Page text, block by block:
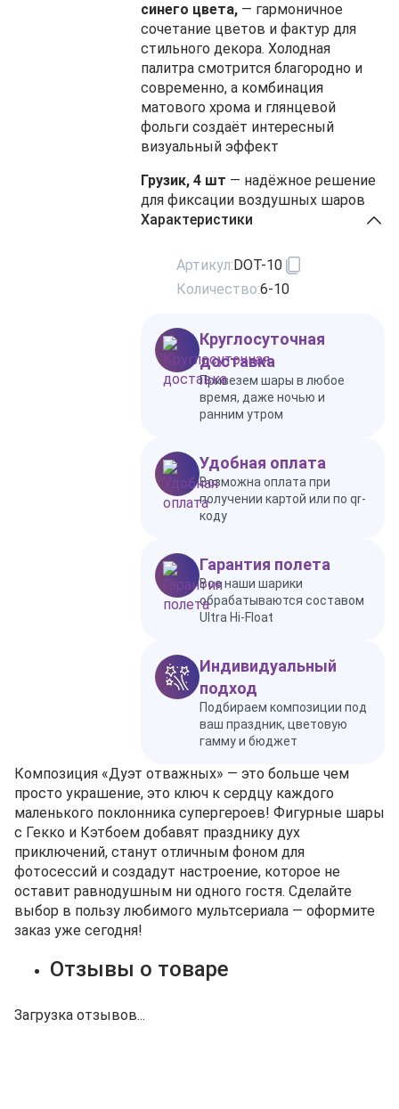
синего цвета, — гармоничное
сочетание цветов и фактур для
стильного декора. Холодная
палитра смотрится благородно и
современно, а комбинация
матового хрома и глянцевой
фольги создаёт интересный
визуальный эффект
Грузик, 4 шт — надёжное решение
для фиксации воздушных шаров
Характеристики
Артикул:DOT-10
Количество:6-10
Круглосуточная
доставка
Привезем шары в любое
время, даже ночью и
ранним утром
Удобная оплата
Возможна оплата при
получении картой или по qr-
коду
Гарантия полета
Все наши шарики
обрабатываются составом
Ultra Hi-Float
Индивидуальный
подход
Подбираем композиции под
ваш праздник, цветовую
гамму и бюджет
Композиция «Дуэт отважных» — это больше чем
просто украшение, это ключ к сердцу каждого
маленького поклонника супергероев! Фигурные шары
с Гекко и Кэтбоем добавят празднику дух
приключений, станут отличным фоном для
фотосессий и создадут настроение, которое не
оставит равнодушным ни одного гостя. Сделайте
выбор в пользу любимого мультсериала — оформите
заказ уже сегодня!
Отзывы о товаре
Загрузка отзывов...